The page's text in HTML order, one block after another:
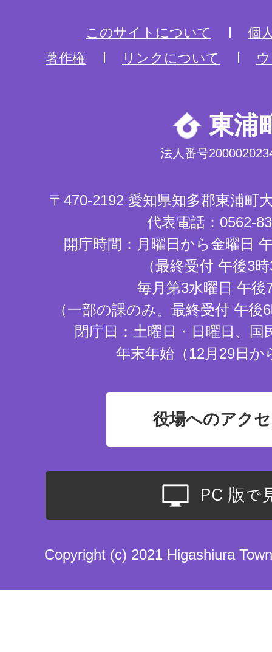
このサイトについて
個
著作権
リンクについて
東浦
法人番号
〒470-2192 愛知県知多郡東浦町
代表電話：0562-
開庁時間：月曜日から金曜日
（最終受付 午後3
毎月第3水曜日 午後
（一部の課のみ。最終受付 午
閉庁日：土曜日・日曜日、国
年末年始（12月29日か
役場へのアク
Copyright (c) 2021 Higashiura